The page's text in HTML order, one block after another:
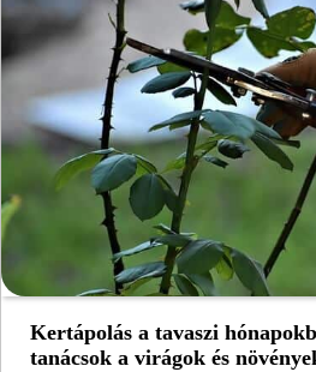
Kertápolás a tavaszi
tanácsok a virágok és